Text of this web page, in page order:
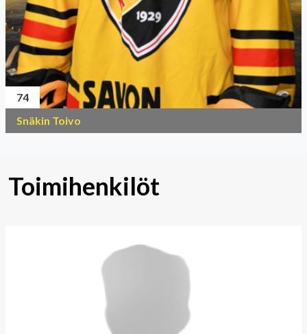
74
Snäkin Toivo
Toimihenkilöt